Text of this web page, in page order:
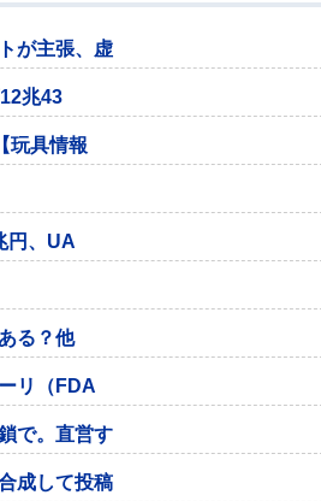
が主張、虚
兆43
玩具情報
円、UA
る？他
リ（FDA
で。直営す
成して投稿